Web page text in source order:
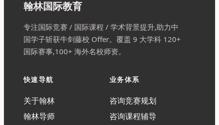
翰林国际教育
专注国际竞赛 / 国际课程 / 学术背景提升,助力中
国学子斩获牛剑藤校 Offer。覆盖 9 大学科 120+
国际赛事,100+ 海外名校师资。
快速导航
关于翰林
翰林导师
业务体系
咨询竞赛规划
咨询课程辅导